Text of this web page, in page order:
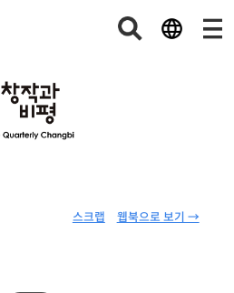
웹북으로 보기 →
스크랩